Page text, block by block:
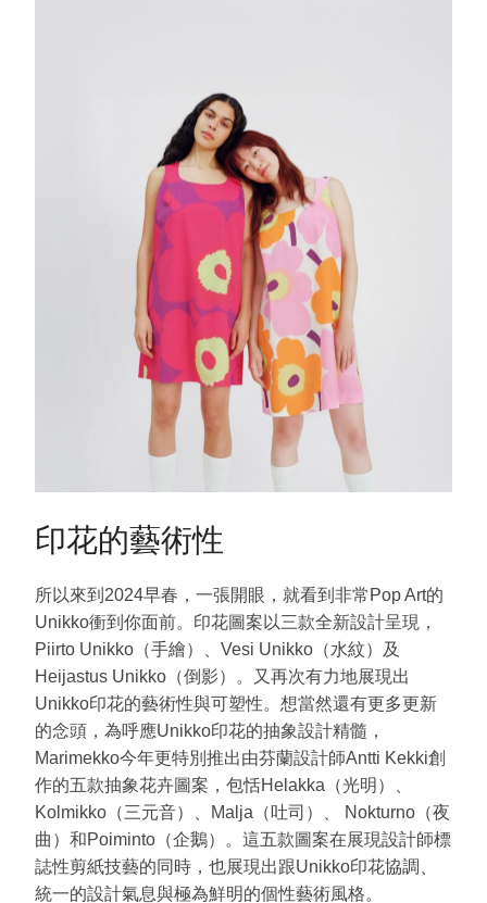
印花的藝術性
所以來到2024早春，一張開眼，就看到非常Pop Art的
Unikko衝到你面前。印花圖案以三款全新設計呈現，
Piirto Unikko（手繪）、Vesi Unikko（水紋）及
Heijastus Unikko（倒影）。又再次有力地展現出
Unikko印花的藝術性與可塑性。想當然還有更多更新
的念頭，為呼應Unikko印花的抽象設計精髓，
Marimekko今年更特別推出由芬蘭設計師Antti Kekki創
作的五款抽象花卉圖案，包恬Helakka（光明）、
Kolmikko（三元音）、Malja（吐司）、 Nokturno（夜
曲）和Poiminto（企鵝）。這五款圖案在展現設計師標
誌性剪紙技藝的同時，也展現出跟Unikko印花協調、
統一的設計氣息與極為鮮明的個性藝術風格。